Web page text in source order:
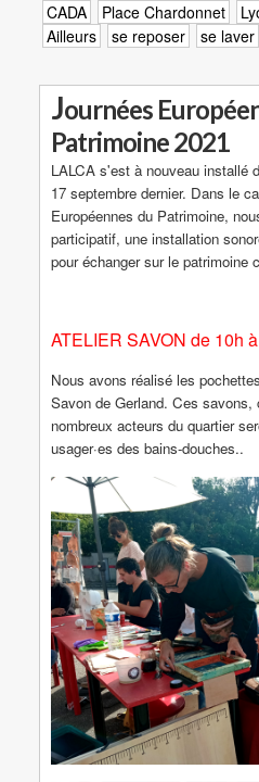
CADA
Place Chardonnet
Ailleurs
se reposer se laver
Journées
Patrimoine 2021
LALCA s'est à nouveau installé
17 septembre dernier. Dans le
Européennes du Patrimoine,
participatif, une installation
pour échanger sur le patrimoine
ATELIER SAVON de 10h
Nous avons réalisé les
Savon de Gerland. Ces savons,
nombreux acteurs du quartier
usager·es des bains-douches..